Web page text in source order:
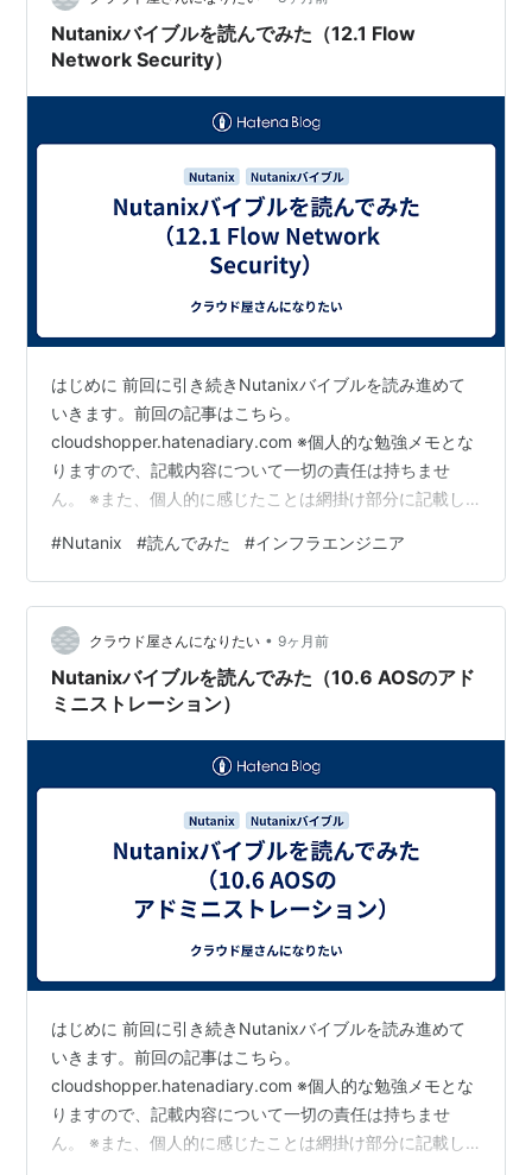
つ…
Nutanixバイブルを読んでみた（12.1 Flow
Network Security）
はじめに 前回に引き続きNutanixバイブルを読み進めて
いきます。前回の記事はこちら。
cloudshopper.hatenadiary.com ※個人的な勉強メモとな
りますので、記載内容について一切の責任は持ちませ
ん。 ※また、個人的に感じたことは網掛け部分に記載し
(日本語版)を読んで内容をまとめてみる。 ・本記事の対
象は、「Network Services」-「12.1 Flow Network
Security」。 Flow Network Securityの概要 役割：
Nutanix AHV上で稼働する分散型・ステー…
#Nutanix #読んでみた #インフラエンジニア
クラウド屋さんになりたい • 9ヶ月前
Nutanixバイブルを読んでみた（10.6 AOSのアド
ミニストレーション）
はじめに 前回に引き続きNutanixバイブルを読み進めて
いきます。前回の記事はこちら。
cloudshopper.hatenadiary.com ※個人的な勉強メモとな
りますので、記載内容について一切の責任は持ちませ
ん。 ※また、個人的に感じたことは網掛け部分に記載し